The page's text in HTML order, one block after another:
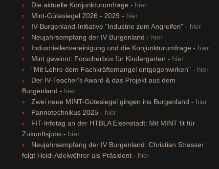
Die aktuelle Konjunkturumfrage - hier
Mint-Gütesiegel 2026 - 2029 - hier
IV-Burgenland-Initiative "Industrie zum Angreifen" - hier
Neujahrsempfang der IV Burgenland - hier
Industriellenvereinigung und die Konjunkturumfrage - hier
Mint gewinnt: Forscherbox für Kindergarten - hier
"Mit Lehre dem Fachkräftemangel entgegenwirken" - hier
Der IV-Teacher's Award & das Projekt aus dem
Burgenland - hier
Zwei neue MINT-Gütesiegel gingen ins Burgenland - hier
Pannotechnikus 2025 - hier
FIT-Infotag an der HTBLA Eisenstadt: Mit MINT fit für
Zukunftsjobs - hier
Neujahrsempfang der IV Burgenland: Christian Strasser
folgt Heidi Adelwöhrer als Präsident - hier